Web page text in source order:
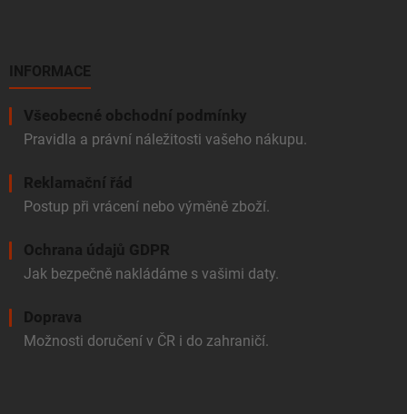
INFORMACE
Všeobecné obchodní podmínky
Pravidla a právní náležitosti vašeho nákupu.
Reklamační řád
Postup při vrácení nebo výměně zboží.
Ochrana údajů GDPR
Jak bezpečně nakládáme s vašimi daty.
Doprava
Možnosti doručení v ČR i do zahraničí.